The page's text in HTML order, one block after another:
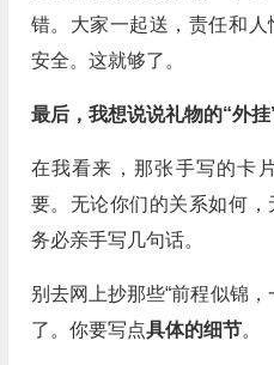
错。大家一起送，责任和
安全。这就够了。
最后，我想说说礼物的“外
在我看来，那张手写的卡
要。无论你们的关系如何，
务必亲手写几句话。
别去网上抄那些“前程似锦
了。你要写点具体的细节。